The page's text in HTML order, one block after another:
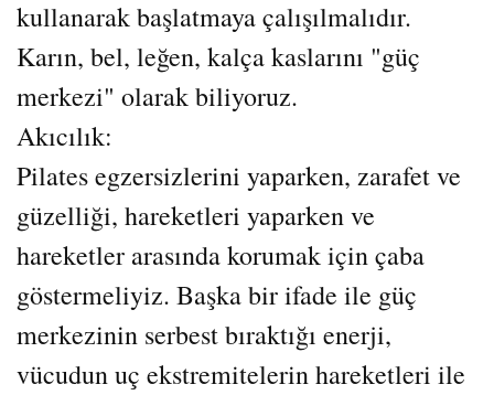
kullanarak başlatmaya çalışılmalıdır.
Karın, bel, leğen, kalça kaslarını "güç
merkezi" olarak biliyoruz.
Akıcılık:
Pilates egzersizlerini yaparken, zarafet ve
güzelliği, hareketleri yaparken ve
hareketler arasında korumak için çaba
göstermeliyiz. Başka bir ifade ile güç
merkezinin serbest bıraktığı enerji,
vücudun uç ekstremitelerin hareketleri ile